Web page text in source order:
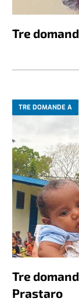
Tre
TRE DOMANDE A
Tre
Prastaro